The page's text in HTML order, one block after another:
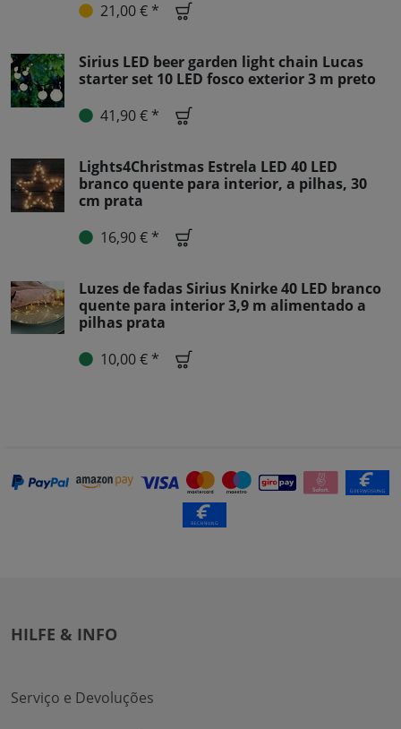
21,00 € *
Sirius LED beer garden light chain Lucas
starter set 10 LED fosco exterior 3 m preto
41,90 € *
Lights4Christmas Estrela LED 40 LED
branco quente para interior, a pilhas, 30
cm prata
16,90 € *
Luzes de fadas Sirius Knirke 40 LED branco
quente para interior 3,9 m alimentado a
pilhas prata
10,00 € *
HILFE & INFO
Serviço e Devoluções